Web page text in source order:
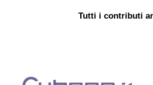
Tutti i contributi